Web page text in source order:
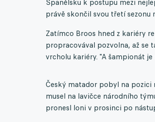
Španělsku k postupu mezi
právě skončil svou třetí sezonu
Zatímco Broos hned z kariéry
propracovával pozvolna, až se
vrcholu kariéry. "A šampionát
Český matador pobyl na pozici
musel na lavičce národního
pronesl loni v prosinci po